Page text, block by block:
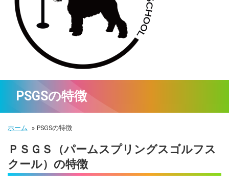
PSGSの特徴
ホーム » PSGSの特徴
ＰＳＧＳ（パームスプリングスゴルフス
クール）の特徴